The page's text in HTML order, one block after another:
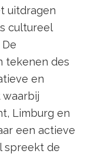
uitdragen
cultureel
tekenen des
en
Limburg en
een actieve
spreekt de